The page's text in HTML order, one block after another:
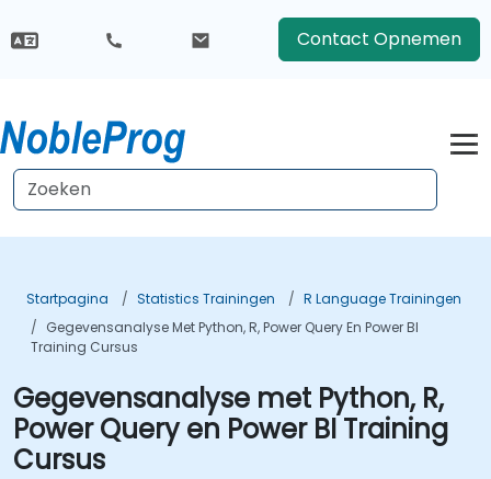
Contact Opnemen
Startpagina Statistics Trainingen
R Language Trainingen
Gegevensanalyse Met Python, R, Power Query En Power BI
Training Cursus
Gegevensanalyse met Python, R,
Power Query en Power BI Training
Cursus